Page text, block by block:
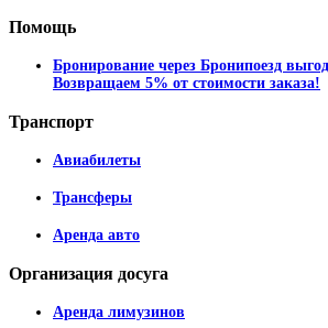
Помощь
Бронирование через Бронипоезд
Возвращаем 5% от стоимости заказа!
Транспорт
Авиабилеты
Трансферы
Аренда авто
Организация досуга
Аренда лимузинов